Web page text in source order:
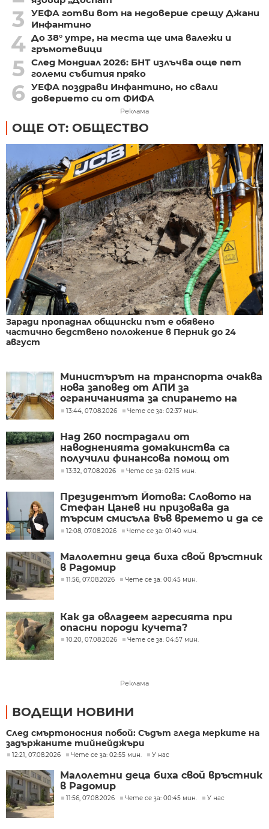
3
УЕФА готви вот на недоверие срещу Джани
Инфантино
4 До 38° утре, на места ще има валежи и
гръмотевици
5 След Мондиал 2026: БНТ излъчва още пет
големи събития пряко
6 УЕФА поздрави Инфантино, но свали
доверието си от ФИФА
Реклама
ОЩЕ ОТ: ОБЩЕСТВО
Заради пропаднал общински път е обявено
частично бедствено положение в Перник до 24
август
Министърът на транспорта очаква
нова заповед от АПИ за
ограничанията за спирането на
тежкотоварния трафик
13:44, 07.08.2026 Чете се за: 02:37 мин.
Над 260 пострадали от
наводненията домакинства са
получили финансова помощ от
социалното министерство
13:32, 07.08.2026 Чете се за: 02:15 мин.
Президентът Йотова: Словото на
Стефан Цанев ни призовава да
търсим смисъла във времето и да се
ръководим от нравствената мяра
12:08, 07.08.2026 Чете се за: 01:40 мин.
Малолетни деца биха свой връстник
в Радомир
11:56, 07.08.2026 Чете се за: 00:45 мин.
Как да овладеем агресията при
опасни породи кучета?
10:20, 07.08.2026 Чете се за: 04:57 мин.
Реклама
ВОДЕЩИ НОВИНИ
След смъртоносния побой: Съдът гледа мерките на
задържаните тийнейджъри
12:21, 07.08.2026 Чете се за: 02:55 мин. У нас
Малолетни деца биха свой връстник
в Радомир
11:56, 07.08.2026 Чете се за: 00:45 мин. У нас